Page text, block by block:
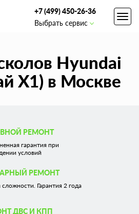
+7 (499) 450-26-36
Выбрать сервис
Hyundai
Х1) в Москве
РЕМОНТ
гарантия при
условий
РЕМОНТ
Гарантия 2 года
ДВС И КПП